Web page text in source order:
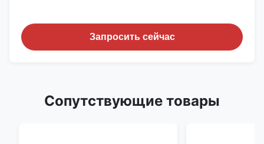
Запросить сейчас
Сопутствующие товары